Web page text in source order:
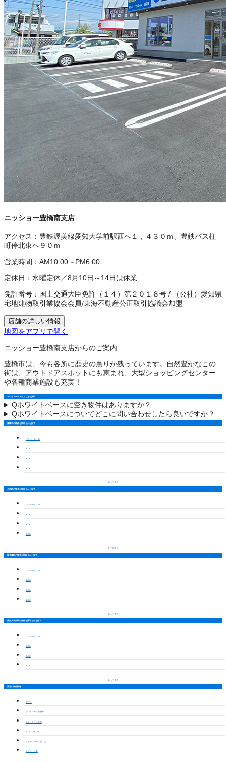
ニッショー豊橋南支店
アクセス： 豊鉄渥美線愛知大学前駅西へ１，４３０ｍ、豊鉄バス柱
町停北東へ９０ｍ
営業時間： AM10:00～PM6:00
定休日： 水曜定休／8月10日～14日は休業
免許番号： 国土交通大臣免許（１４）第２０１８号 /
（公社）愛知県
宅地建物取引業協会会員/東海不動産公正取引協議会加盟
店舗の詳しい情報
地図をアプリで開く
ニッショー豊橋南支店からのご案内
豊橋市は、今も各所に歴史の薫りが残っています。自然豊かなこの
街は、アウトドアスポットにも恵まれ、大型ショッピングセンター
や各種商業施設も充実！
ホワイトベースのよくある質問
Qホワイトベースに空き物件はありますか？
Qホワイトベースについてどこに問い合わせしたら良いですか？
豊橋市の物件を間取りから探す
ワンルーム・1K
1LDK
2LDK
3LDK
もっと見る
小池駅の物件を間取りから探す
ワンルーム・1K
1LDK
2LDK
3LDK
もっと見る
柳生橋駅の物件を間取りから探す
ワンルーム・1K
1LDK
2LDK
3LDK
もっと見る
愛知大学前駅の物件を間取りから探す
ワンルーム・1K
1LDK
2LDK
3LDK
もっと見る
周辺の物件情報
牧ビル
ランドマーク東新町
ストークヒル大惣
アン・シャレＢ
グリーンパーク浪ノ上
セジュール東